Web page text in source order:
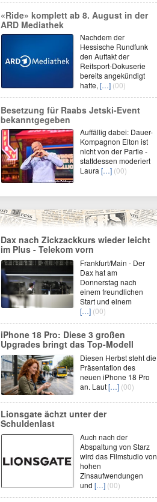
«Ride» komplett ab 8. August in der
ARD Mediathek
Nachdem der
Hessische Rundfunk
den Auftakt der
Reitsport-Dokuserie
bereits angekündigt
hatte, […] (00)
Besetzung für Raabs Jetski-Event
bekanntgegeben
Auffällig dabei: Dauer-
Kompagnon Elton ist
nicht von der Partie -
stattdessen moderiert
Laura […] (00)
Dax nach Zickzackkurs wieder leicht
im Plus - Telekom vorn
Frankfurt/Main - Der
Dax hat am
Donnerstag nach
einem freundlichen
Start und einem
[…] (00)
iPhone 18 Pro: Diese 3 großen
Upgrades bringt das Top-Modell
Diesen Herbst steht die
Präsentation des
neuen iPhone 18 Pro
an. Laut[…] (00)
Lionsgate ächzt unter der
Schuldenlast
Auch nach der
Abspaltung von Starz
wird das Filmstudio von
hohen
Zinsaufwendungen
und […] (00)